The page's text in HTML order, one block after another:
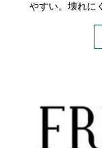
やすい。壊れに